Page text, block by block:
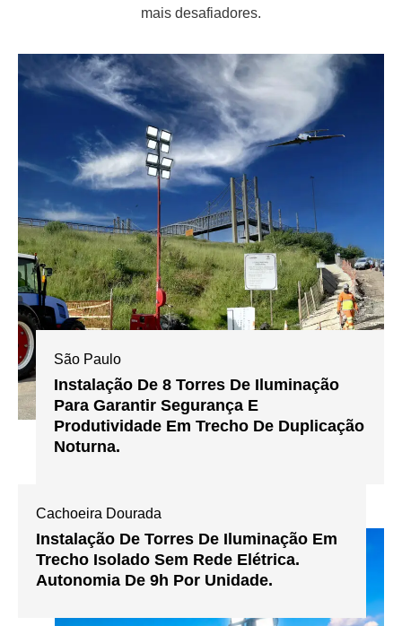
mais desafiadores.
São Paulo
Instalação De 8 Torres De Iluminação
Para Garantir Segurança E
Produtividade Em Trecho De Duplicação
Noturna.
Cachoeira Dourada
Instalação De Torres De Iluminação Em
Trecho Isolado Sem Rede Elétrica.
Autonomia De 9h Por Unidade.